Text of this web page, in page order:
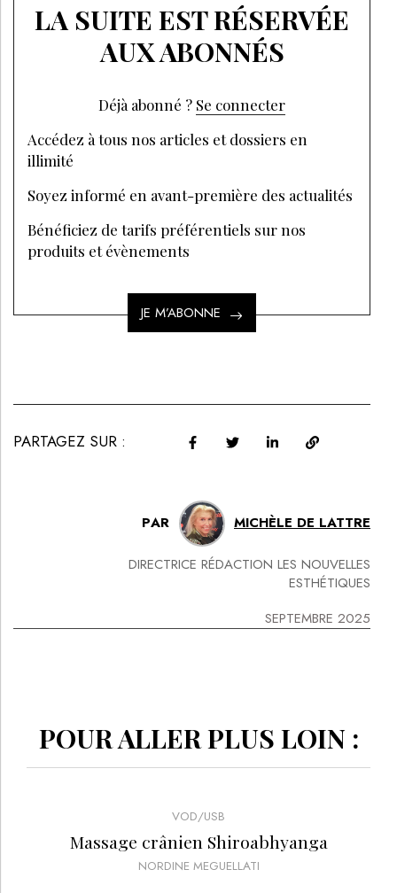
LA SUITE EST RÉSERVÉE
AUX ABONNÉS
Déjà abonné ? Se connecter
Accédez à tous nos articles et dossiers en
illimité
Soyez informé en avant-première des actualités
Bénéficiez de tarifs préférentiels sur nos
produits et évènements
JE M’ABONNE
PARTAGEZ SUR :
PAR MICHÈLE DE LATTRE
DIRECTRICE RÉDACTION LES NOUVELLES
ESTHÉTIQUES
SEPTEMBRE 2025
POUR ALLER PLUS LOIN :
VOD/USB
Massage crânien Shiroabhyanga
NORDINE MEGUELLATI